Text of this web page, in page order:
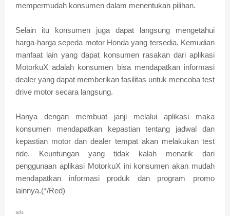
mempermudah konsumen dalam menentukan pilihan.
Selain itu konsumen juga dapat langsung mengetahui
harga-harga sepeda motor Honda yang tersedia. Kemudian
manfaat lain yang dapat konsumen rasakan dari aplikasi
MotorkuX adalah konsumen bisa mendapatkan informasi
dealer yang dapat memberikan fasilitas untuk mencoba test
drive motor secara langsung.
Hanya dengan membuat janji melalui aplikasi maka
konsumen mendapatkan kepastian tentang jadwal dan
kepastian motor dan dealer tempat akan melakukan test
ride. Keuntungan yang tidak kalah menarik dari
penggunaan aplikasi MotorkuX ini konsumen akan mudah
mendapatkan informasi produk dan program promo
lainnya.(*/Red)
ads